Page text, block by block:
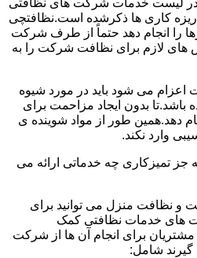
در لیست خدمات شرکت های نظافتی
کاری ها ذکرشده است.نظافتچی
را انجام دهد حتماً از طرف شرکت
های لازم برای نظافت شرکت را به
می شود باید در مورد شیوه
بدون ایجاد مزاحمت برای
دهد.همین طور از مواد شوینده ی
وارد نکند.
تمیزکاری چه خدماتی ارائه می
و نظافت منزل می توانید برای
های خدمات نظافتی کمک
برای انجام آن ها از شرکت
شامل: